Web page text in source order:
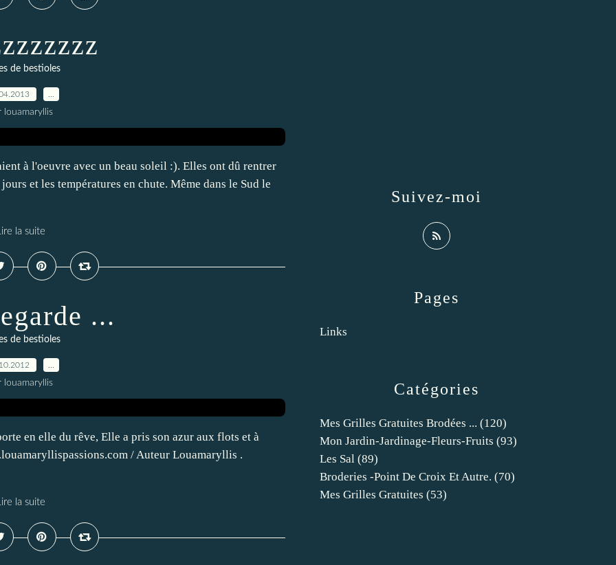
de bestioles
louamaryllis
à l'oeuvre avec un beau soleil :). Elles ont dû rentrer
et les températures en chute. Même dans le Sud le
la suite
...
de bestioles
louamaryllis
en elle du rêve, Elle a pris son azur aux flots et à
/ Auteur Louamaryllis .
la suite
Catégories
Mes Grilles Gratuites Brodées ... (120)
Mon Jardin-Jardinage-Fleurs-Fruits (93)
Les Sal (89)
Broderies -point De Croix Et Autre. (70)
Mes Grilles Gratuites (53)
Pages
Links
Suivez-moi